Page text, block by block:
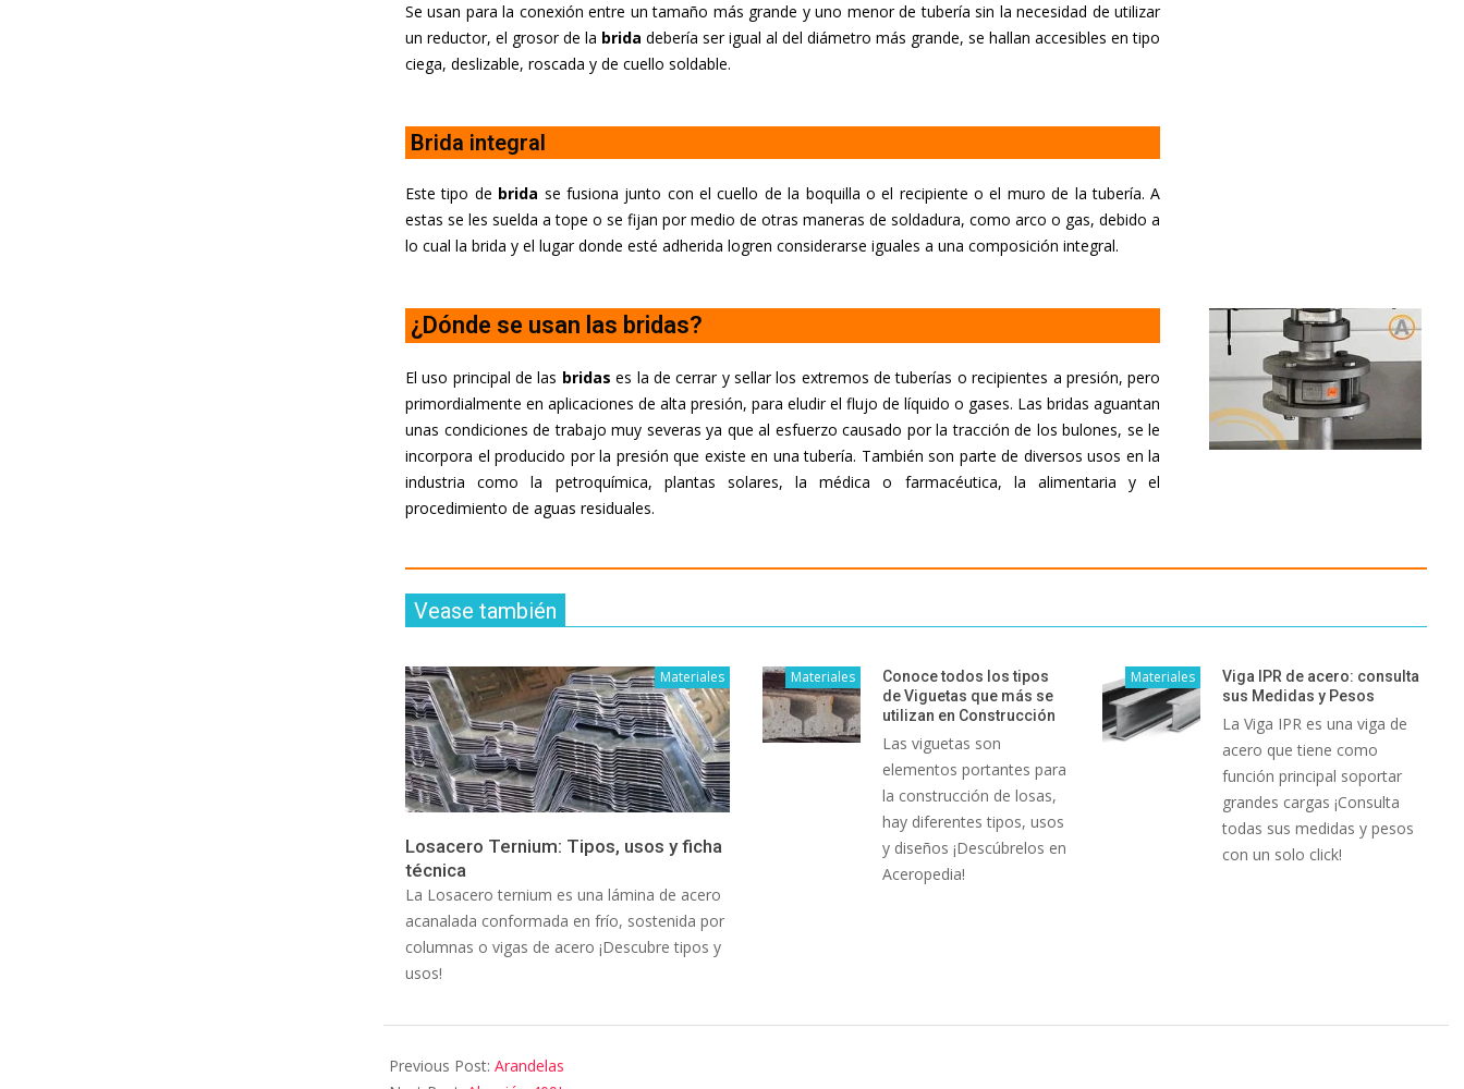
Se usan para la conexión entre un tamaño más grande y uno menor de tubería sin la necesidad de utilizar
un reductor, el grosor de la brida debería ser igual al del diámetro más grande, se hallan accesibles en tipo
ciega, deslizable, roscada y de cuello soldable.
Brida integral
Este tipo de brida se fusiona junto con el cuello de la boquilla o el recipiente o el muro de la tubería. A
estas se les suelda a tope o se fijan por medio de otras maneras de soldadura, como arco o gas, debido a
lo cual la brida y el lugar donde esté adherida logren considerarse iguales a una composición integral.
¿Dónde se usan las bridas?
El uso principal de las bridas es la de cerrar y sellar los extremos de tuberías o recipientes a presión, pero
primordialmente en aplicaciones de alta presión, para eludir el flujo de líquido o gases. Las bridas aguantan
unas condiciones de trabajo muy severas ya que al esfuerzo causado por la tracción de los bulones, se le
incorpora el producido por la presión que existe en una tubería. También son parte de diversos usos en la
industria como la petroquímica, plantas solares, la médica o farmacéutica, la alimentaria y el
procedimiento de aguas residuales.
Vease también
Materiales
Losacero Ternium: Tipos, usos y ficha
técnica
La Losacero ternium es una lámina de acero
acanalada conformada en frío, sostenida por
columnas o vigas de acero ¡Descubre tipos y
usos!
Materiales
Conoce todos los tipos
de Viguetas que más se
utilizan en Construcción
Las viguetas son
elementos portantes para
la construcción de losas,
hay diferentes tipos, usos
y diseños ¡Descúbrelos en
Aceropedia!
Materiales
Viga IPR de acero: consulta
sus Medidas y Pesos
La Viga IPR es una viga de
acero que tiene como
función principal soportar
grandes cargas ¡Consulta
todas sus medidas y pesos
con un solo click!
Previous Post: Arandelas